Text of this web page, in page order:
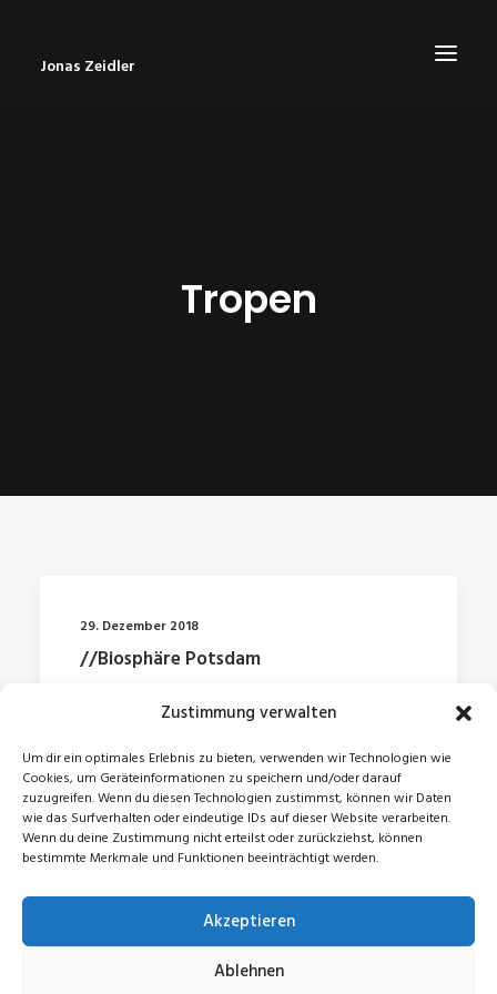
Zustimmung verwalten
Um dir ein optimales Erlebnis zu bieten, verwenden wir Technologien wie
Cookies, um Geräteinformationen zu speichern und/oder darauf
zuzugreifen. Wenn du diesen Technologien zustimmst, können wir Daten
wie das Surfverhalten oder eindeutige IDs auf dieser Website verarbeiten.
Wenn du deine Zustimmung nicht erteilst oder zurückziehst, können
bestimmte Merkmale und Funktionen beeinträchtigt werden.
Akzeptieren
Ablehnen
Jonas Zeidler
Tropen
29. Dezember 2018
//Biosphäre Potsdam
© 2026 Jonas Zeidler. All rights reserved